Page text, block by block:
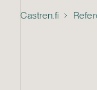
Castren.fi